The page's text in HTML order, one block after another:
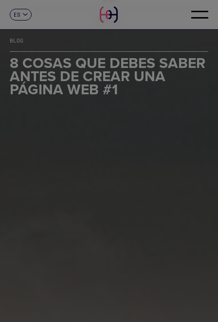
ES
FR
DE
IT
PT
CONTACTO
BLOG
8 COSAS QUE DEBES SABER
ANTES DE CREAR UNA
PÁGINA WEB #1